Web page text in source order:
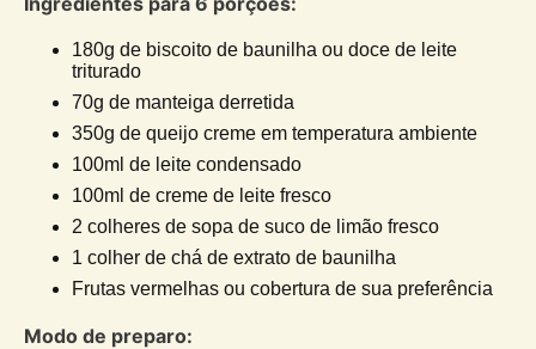
180g de biscoito de baunilha ou doce de leite
triturado
70g de manteiga derretida
350g de queijo creme em temperatura ambiente
100ml de leite condensado
100ml de creme de leite fresco
2 colheres de sopa de suco de limão fresco
1 colher de chá de extrato de baunilha
Frutas vermelhas ou cobertura de sua preferência
Modo de preparo: